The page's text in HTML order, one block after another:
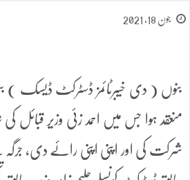
جون 18, 2021
بنوں ( دی خیبرٹائمز ڈسٹرکٹ ڈیسک )
منعقد ہوا جس میں احمد زئی وزیر قبائل
شرکت کی اور اپنی اپنی رائے دی،